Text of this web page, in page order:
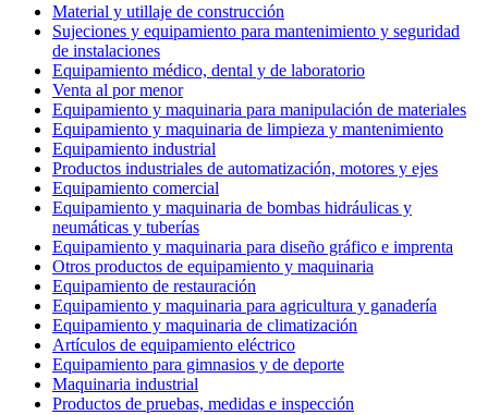
Material y utillaje de construcción
Sujeciones y equipamiento para mantenimiento y seguridad
de instalaciones
Equipamiento médico, dental y de laboratorio
Venta al por menor
Equipamiento y maquinaria para manipulación de materiales
Equipamiento y maquinaria de limpieza y mantenimiento
Equipamiento industrial
Productos industriales de automatización, motores y ejes
Equipamiento comercial
Equipamiento y maquinaria de bombas hidráulicas y
neumáticas y tuberías
Equipamiento y maquinaria para diseño gráfico e imprenta
Otros productos de equipamiento y maquinaria
Equipamiento de restauración
Equipamiento y maquinaria para agricultura y ganadería
Equipamiento y maquinaria de climatización
Artículos de equipamiento eléctrico
Equipamiento para gimnasios y de deporte
Maquinaria industrial
Productos de pruebas, medidas e inspección